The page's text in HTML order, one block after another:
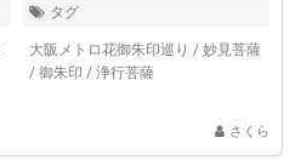
タグ
大阪メトロ花御朱印巡り / 妙見菩薩
/ 御朱印 / 浄行菩薩
さくら